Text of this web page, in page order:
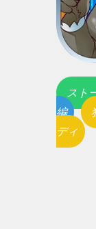
スト
編
ディ